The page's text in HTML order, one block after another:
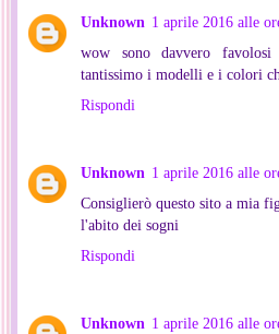
Unknown 1 aprile 2016 alle
wow sono davvero
tantissimo i modelli e i colori
Rispondi
Unknown 1 aprile 2016 alle
Consiglierò questo sito a mia
l'abito dei sogni
Rispondi
Unknown 1 aprile 2016 alle